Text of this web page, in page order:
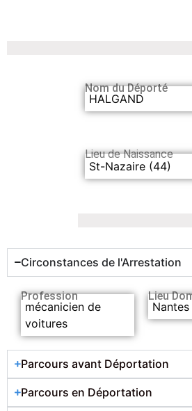
Nom du Déporté
HALGAND
Lieu de Naissance
St-Nazaire (44)
Circonstances de l'Arrestation
Profession
mécanicien de
voitures
Lieu
Parcours avant Déportation
Parcours en Déportation